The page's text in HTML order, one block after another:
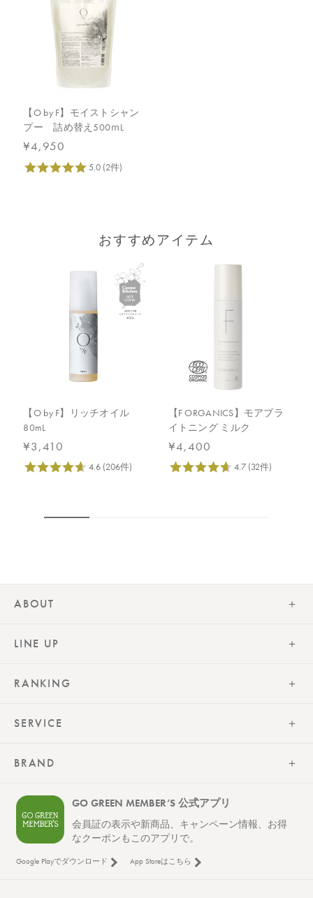
【O by F】モイストシャン
プー 詰め替え500ｍL
¥4,950
おすすめアイテム
【O by F】リッチオイル
80mL
¥3,410
【F ORGANICS】モアブラ
イトニング ミルク
¥4,400
ABOUT
LINE UP
RANKING
SERVICE
BRAND
GO GREEN MEMBER’S 公式アプリ
会員証の表示や新商品、キャンペーン情報、お得
なクーポンもこのアプリで。
Google Playでダウンロード App Storeはこちら